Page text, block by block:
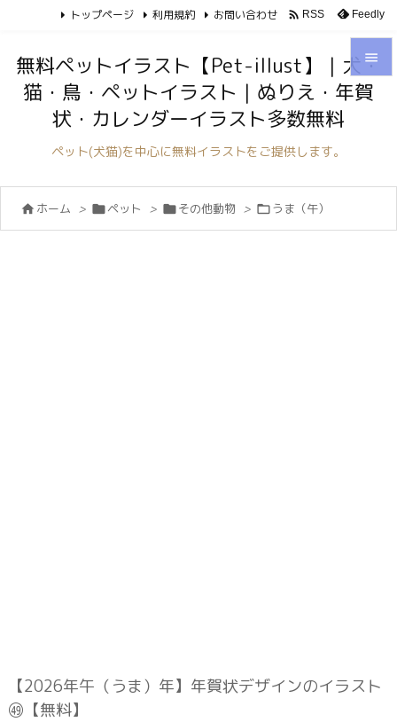



トップページ 利用規約 お問い合わせ  RSS Feedly
無料ペットイラスト【Pet-illust】｜犬・
猫・鳥・ペットイラスト｜ぬりえ・年賀
状・カレンダーイラスト多数無料
ペット(犬猫)を中心に無料イラストをご提供します。
 ホーム > ペット > その他動物 > うま（午）
【2026年午（うま）年】年賀状デザインのイラスト
㊾【無料】